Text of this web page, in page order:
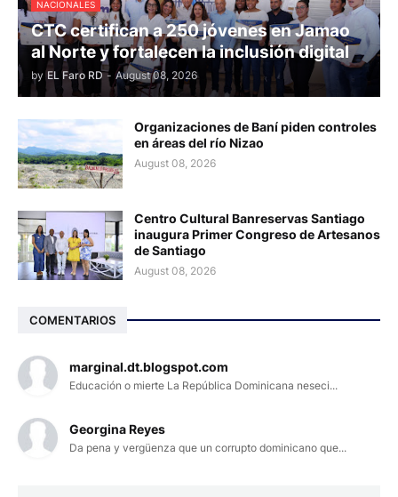
NACIONALES
CTC certifican a 250 jóvenes en Jamao
al Norte y fortalecen la inclusión digital
by EL Faro RD - August 08, 2026
Organizaciones de Baní piden controles
en áreas del río Nizao
August 08, 2026
Centro Cultural Banreservas Santiago
inaugura Primer Congreso de Artesanos
de Santiago
August 08, 2026
COMENTARIOS
marginal.dt.blogspot.com
Educación o mierte La República Dominicana neseci...
Georgina Reyes
Da pena y vergüenza que un corrupto dominicano que...